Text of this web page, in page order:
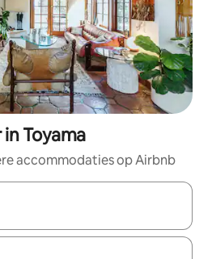
Toyama
accommodaties op Airbnb
beschikbaar zijn, maak je een keuze